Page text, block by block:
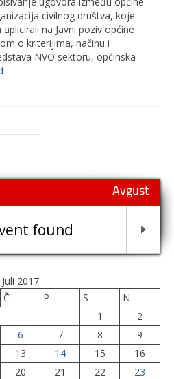
civilnog društva, koje
na Javni poziv općine
o kriterijima, načinu i
NVO sektoru, općinska
Avgust
found
Juli 2017
Č P S
N
1
2
6 7 8
9
13 14 15
16
20 21 22
23